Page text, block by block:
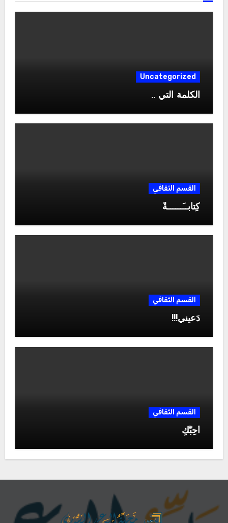
Uncategorized
الكلمة التي ..
القسم الثقافي
كِتابــَــــــةْ
القسم الثقافي
دَعيني!!!
القسم الثقافي
أُحِبُّكِ